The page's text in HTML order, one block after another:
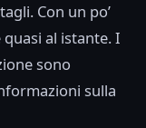
Con un po’
al istante. I
sono
sulla